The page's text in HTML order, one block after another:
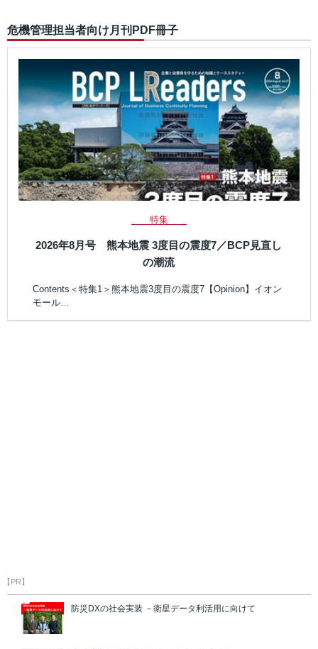
危機管理担当者向け月刊PDF冊子
特集
2026年8月号 熊本地震 3度目の震度7／BCP見直し
の潮流
Contents＜特集1＞熊本地震3度目の震度7【Opinion】イオン
モール…
【PR】
防災DXの社会実装 －衛星データ利活用に向けて